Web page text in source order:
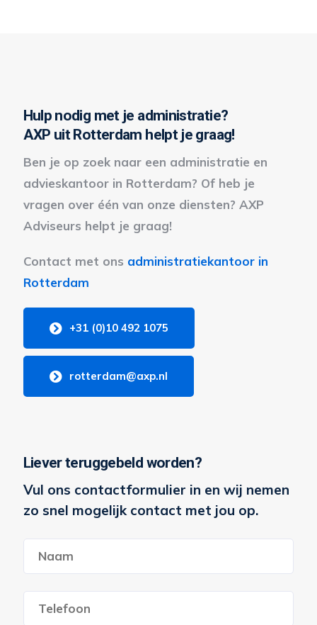
Hulp nodig met je administratie?
AXP uit Rotterdam helpt je graag!
Ben je op zoek naar een administratie en
advieskantoor in Rotterdam? Of heb je
vragen over één van onze diensten? AXP
Adviseurs helpt je graag!
Contact met ons administratiekantoor in
Rotterdam
+31 (0)10 492 1075
rotterdam@axp.nl
Liever teruggebeld worden?
Vul ons contactformulier in en wij nemen
zo snel mogelijk contact met jou op.
Telefoon